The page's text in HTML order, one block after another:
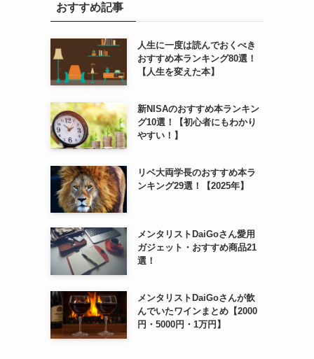
おすすめ記事
人生に一度は読んでおくべき
おすすめ本ランキング80選！
【人生を変えた本】
新NISAのおすすめ本ランキン
グ10選！【初心者にもわかり
やすい！】
リベ大両学長のおすすめ本ラ
ンキング29選！【2025年】
メンタリストDaiGoさん愛用
ガジェット・おすすめ商品21
選！
メンタリストDaiGoさんが飲
んでいたワインまとめ【2000
円・5000円・1万円】